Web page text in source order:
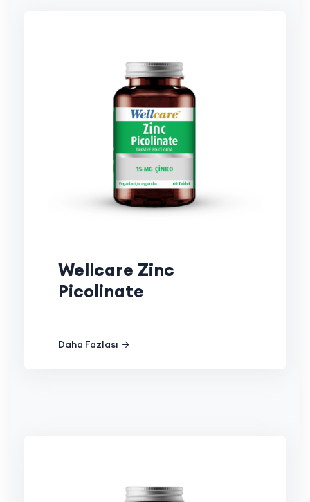
Wellcare Zinc
Picolinate
Daha Fazlası